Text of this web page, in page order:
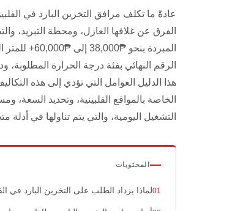
عادةً ما تكلف مرافق التخزين البارد في
الفرق عن غلافها العازل، ومحطة التبريد،
الرقم النهائي بفئة درجة الحرارة
هذا الدليل العوامل التي تؤدي إلى هذه
الخاصة بالمواقع الفلبينية، وتحديد السعة،
التشغيل اليومية، والتي يتم تناولها في
المحتويات
لماذا يزداد الطلب على التخزين البارد في